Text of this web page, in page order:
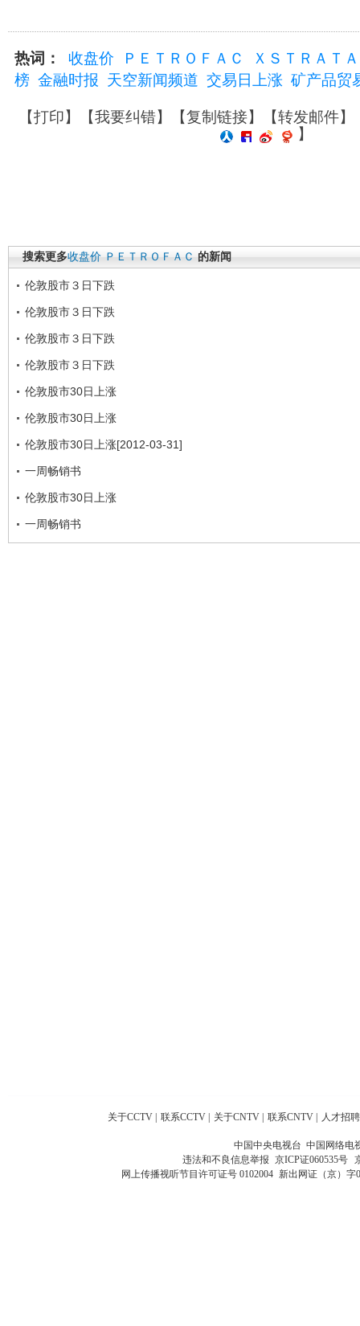
热词： 收盘价 ＰＥＴＲＯＦＡＣ
ＸＳＴＲＡＴＡ
榜 金融时报 天空新闻频道 交易日上涨 矿产品贸
【打印】【我要纠错】【复制链接】【转发邮件】
】
搜索更多收盘价 ＰＥＴＲＯＦＡＣ 的新闻
伦敦股市３日下跌
伦敦股市３日下跌
伦敦股市３日下跌
伦敦股市３日下跌
伦敦股市30日上涨
伦敦股市30日上涨
伦敦股市30日上涨[2012-03-31]
一周畅销书
伦敦股市30日上涨
一周畅销书
关于CCTV 联系CCTV 关于CNTV 联系CNTV 人才招聘
中国中央电视台 中国网络电
违法和不良信息举报 京ICP证060535号
网上传播视听节目许可证号 0102004 新出网证（京）